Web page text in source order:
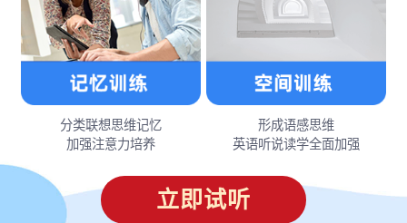
分类联想思维记忆
加强注意力培养
形成语感思维
英语听说读学全面加强
立即试听